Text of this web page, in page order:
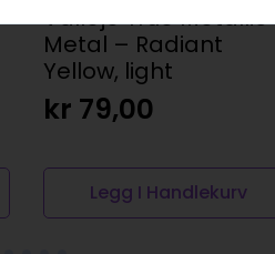
Vallejo True Metallic
Metal – Radiant
Yellow, light
kr 79,00
Legg I Handlekurv